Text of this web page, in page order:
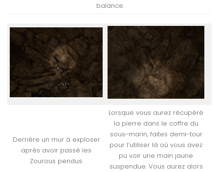
balance.
Derrière un mur à exploser
après avoir passé les
Zourous pendus.
Lorsque vous aurez récupéré
la pierre dans le coffre du
sous-marin, faites demi-tour
pour l’utiliser là où vous avez
pu voir une main jaune
suspendue. Vous aurez alors